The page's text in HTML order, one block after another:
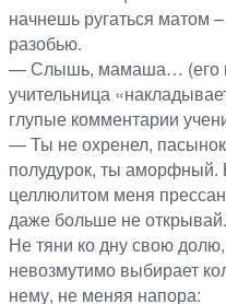
начнешь ругаться матом
разобью.
— Слышь, мамаша… (его
учительница
глупые комментарии
— Ты не охренел,
полудурок, ты
целлюлитом меня
даже больше не
Не тяни ко дну свою
невозмутимо выбирает
нему, не меняя напора: